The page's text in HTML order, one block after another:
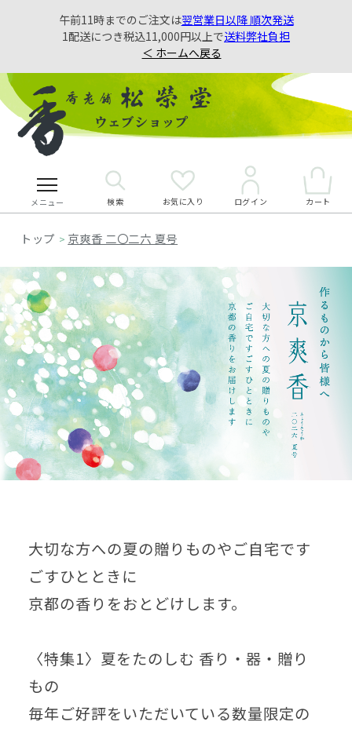
午前11時までのご注文は翌営業日以降 順次発送
1配送につき税込11,000円以上で送料弊社負担
＜ ホームへ戻る
メニュー 検索 お気に入り ログイン カート
> 京爽香 二〇二六 夏号
大切な方への夏の贈りものやご自宅です
ごすひとときに
京都の香りをおとどけします。
〈特集1〉夏をたのしむ 香り・器・贈り
もの
毎年ご好評をいただいている数量限定の